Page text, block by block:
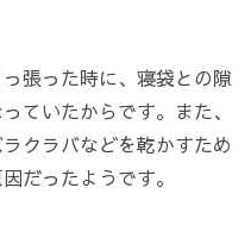
張った時に、寝袋との隙
ていたからです。また、
クラバなどを乾かすため
だったようです。